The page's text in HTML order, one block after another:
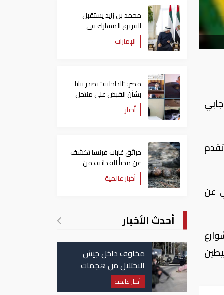
عن
محمد بن زايد يستقبل
الفريق المشارك في
ويتبادل الأحاديث الودية
الإمارات
مصر: "الداخلية" تصدر بيانا
بشأن القبض على منتحل
صفة قاضي للاستيلاء على
المواطنين
أخبار
حرائق غابات فرنسا تكشف
عن مخبأً للقذائف من
الحرب العالمية الثانية
أخبار عالمية
أحدث الأخبار
مخاوف داخل جيش
الاحتلال من هجمات
للمليشيات الإيرانية في
العراق
أخبار عالمية